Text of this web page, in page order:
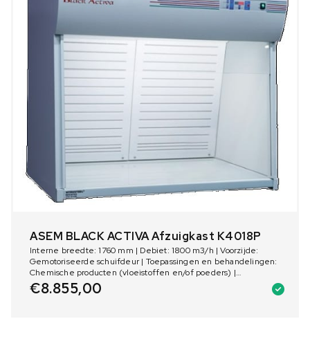
ASEM BLACK ACTIVA Afzuigkast K4018P
Interne breedte: 1760 mm | Debiet: 1800 m3/h | Voorzijde:
Gemotoriseerde schuifdeur | Toepassingen en behandelingen:
Chemische producten (vloeistoffen en/of poeders) |
Verlichting: 1 LED-lamp 24W | Aantal ventilators: 1
€8.855,00